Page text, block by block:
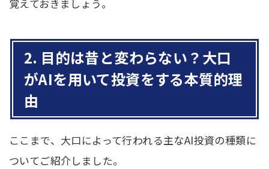
覚えておきましょう。
2. 目的は昔と変わらない？大口
がAIを用いて投資をする本質的理
由
ここまで、大口によって行われる主なAI投資の種類に
ついてご紹介しました。